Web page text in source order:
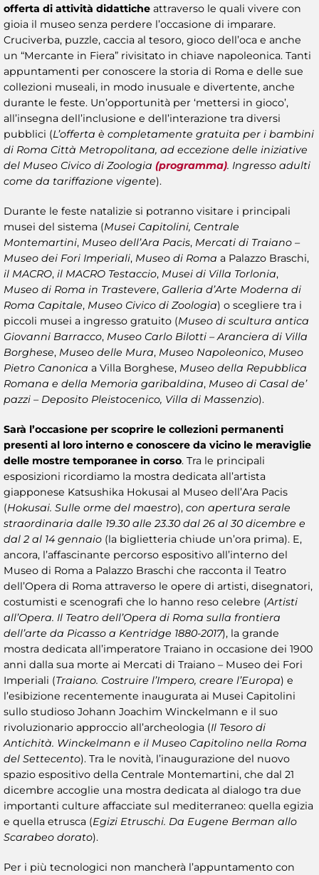
offerta di attività didattiche attraverso le quali vivere con
gioia il museo senza perdere l’occasione di imparare.
Cruciverba, puzzle, caccia al tesoro, gioco dell’oca e anche
un “Mercante in Fiera” rivisitato in chiave napoleonica. Tanti
appuntamenti per conoscere la storia di Roma e delle sue
collezioni museali, in modo inusuale e divertente, anche
durante le feste. Un’opportunità per ‘mettersi in gioco’,
all’insegna dell’inclusione e dell’interazione tra diversi
pubblici (L’offerta è completamente gratuita per i bambini
di Roma Città Metropolitana, ad eccezione delle iniziative
del Museo Civico di Zoologia (programma). Ingresso adulti
come da tariffazione vigente).
Durante le feste natalizie si potranno visitare i principali
musei del sistema (Musei Capitolini, Centrale
Montemartini, Museo dell’Ara Pacis, Mercati di Traiano –
Museo dei Fori Imperiali, Museo di Roma a Palazzo Braschi,
il MACRO, il MACRO Testaccio, Musei di Villa Torlonia,
Museo di Roma in Trastevere, Galleria d’Arte Moderna di
Roma Capitale, Museo Civico di Zoologia) o scegliere tra i
piccoli musei a ingresso gratuito (Museo di scultura antica
Giovanni Barracco, Museo Carlo Bilotti – Aranciera di Villa
Borghese, Museo delle Mura, Museo Napoleonico, Museo
Pietro Canonica a Villa Borghese, Museo della Repubblica
Romana e della Memoria garibaldina, Museo di Casal de’
pazzi – Deposito Pleistocenico, Villa di Massenzio).
Sarà l’occasione per scoprire le collezioni permanenti
presenti al loro interno e conoscere da vicino le meraviglie
delle mostre temporanee in corso. Tra le principali
esposizioni ricordiamo la mostra dedicata all’artista
giapponese Katsushika Hokusai al Museo dell’Ara Pacis
(Hokusai. Sulle orme del maestro), con apertura serale
straordinaria dalle 19.30 alle 23.30 dal 26 al 30 dicembre e
dal 2 al 14 gennaio (la biglietteria chiude un’ora prima). E,
ancora, l’affascinante percorso espositivo all’interno del
Museo di Roma a Palazzo Braschi che racconta il Teatro
dell’Opera di Roma attraverso le opere di artisti, disegnatori,
costumisti e scenografi che lo hanno reso celebre (Artisti
all’Opera. Il Teatro dell’Opera di Roma sulla frontiera
dell’arte da Picasso a Kentridge 1880-2017), la grande
mostra dedicata all’imperatore Traiano in occasione dei 1900
anni dalla sua morte ai Mercati di Traiano – Museo dei Fori
Imperiali (Traiano. Costruire l’Impero, creare l’Europa) e
l’esibizione recentemente inaugurata ai Musei Capitolini
sullo studioso Johann Joachim Winckelmann e il suo
rivoluzionario approccio all’archeologia (Il Tesoro di
Antichità. Winckelmann e il Museo Capitolino nella Roma
del Settecento). Tra le novità, l’inaugurazione del nuovo
spazio espositivo della Centrale Montemartini, che dal 21
dicembre accoglie una mostra dedicata al dialogo tra due
importanti culture affacciate sul mediterraneo: quella egizia
e quella etrusca (Egizi Etruschi. Da Eugene Berman allo
Scarabeo dorato).
Per i più tecnologici non mancherà l’appuntamento con